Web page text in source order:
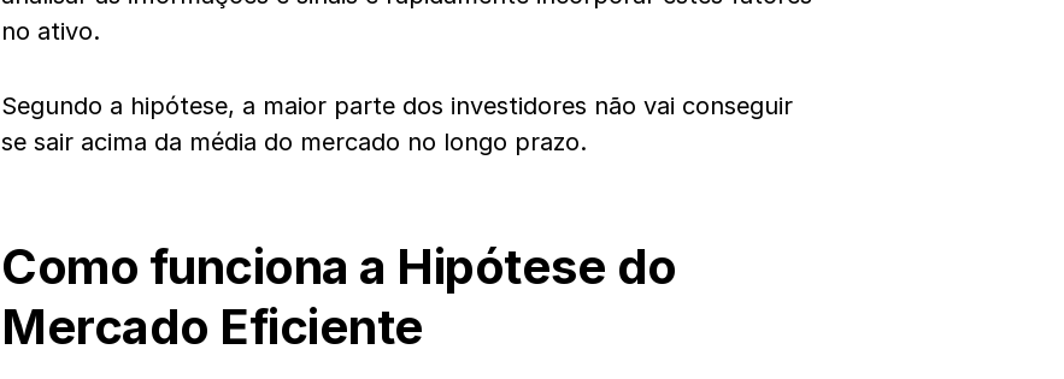
no ativo.
Segundo a hipótese, a maior parte dos investidores não vai conseguir
se sair acima da média do mercado no longo prazo.
Como funciona a Hipótese do
Mercado Eficiente